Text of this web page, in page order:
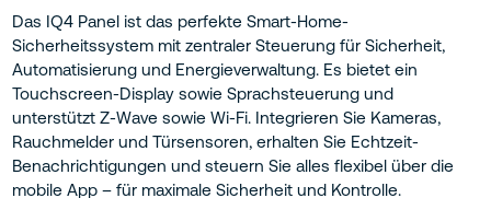
Das IQ4 Panel ist das perfekte Smart-Home-
Sicherheitssystem mit zentraler Steuerung für Sicherheit,
Automatisierung und Energieverwaltung. Es bietet ein
Touchscreen-Display sowie Sprachsteuerung und
unterstützt Z-Wave sowie Wi-Fi. Integrieren Sie Kameras,
Rauchmelder und Türsensoren, erhalten Sie Echtzeit-
Benachrichtigungen und steuern Sie alles flexibel über die
mobile App – für maximale Sicherheit und Kontrolle.